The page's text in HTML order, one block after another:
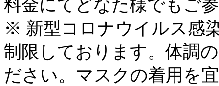
料金にてどなた様でもご
※ 新型コロナウイルス感
制限しております。体調
ださい。マスクの着用を